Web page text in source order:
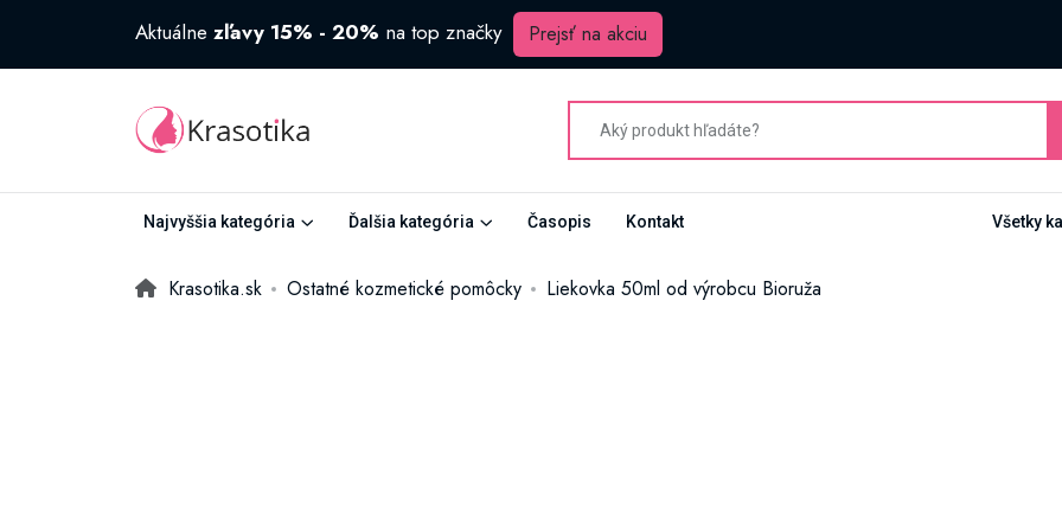
Aktuálne zľavy 15% - 20% na top značky Prejsť na akciu
Najvyššia kategória Ďalšia kategória Časopis Kontakt Všetky
Krasotika.sk Ostatné kozmetické pomôcky Liekovka 50ml od výrobcu Bioruža